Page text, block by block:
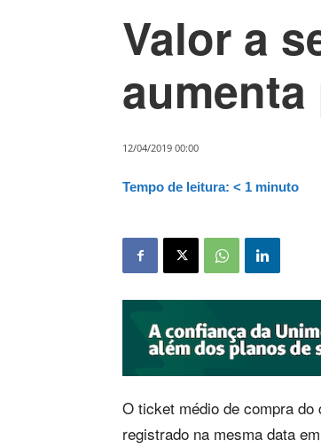
Valor a
12/04/2019 00:00
Tempo de leitura: < 1 minuto
O ticket médio de compra
registrado na mesma data